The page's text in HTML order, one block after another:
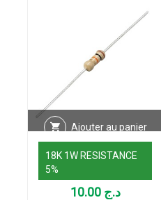
Ajouter au panier
18K 1W RESISTANCE
5%
د.ج 10.00